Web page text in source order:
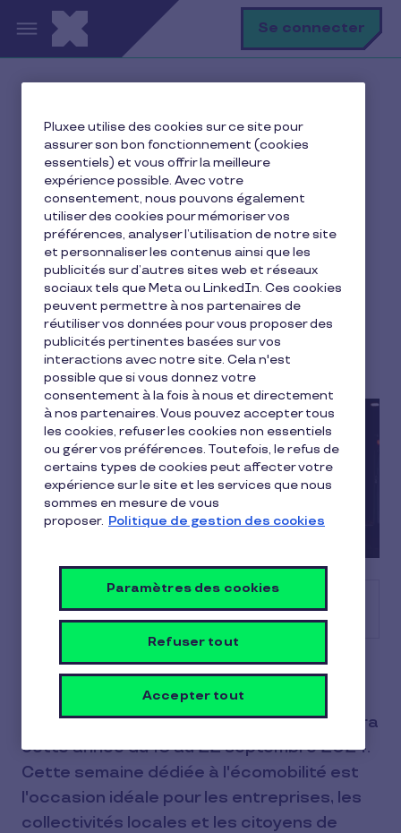
Aller au contenu principal Se connecter
Je me déplace
Semaine de la mobilité 2024 : guide pratique pour
participer et agir
Semaine de la mobilité
2024 : guide pratique
pour participer et agir
8 min de lecture 16 septembre 2024
Sommaire
La Semaine européenne de la mobilité, un
événement majeur pour promouvoir des
modes de transport durables, se déroulera
cette année du 16 au 22 septembre 2024.
Cette semaine dédiée à l'écomobilité est
l'occasion idéale pour les entreprises, les
collectivités locales et les citoyens de
Pluxee utilise des cookies sur ce site pour
assurer son bon fonctionnement (cookies
essentiels) et vous offrir la meilleure
expérience possible. Avec votre
consentement, nous pouvons également
utiliser des cookies pour mémoriser vos
préférences, analyser l’utilisation de notre site
et personnaliser les contenus ainsi que les
publicités sur d’autres sites web et réseaux
sociaux tels que Meta ou LinkedIn. Ces cookies
peuvent permettre à nos partenaires de
réutiliser vos données pour vous proposer des
publicités pertinentes basées sur vos
interactions avec notre site. Cela n'est
possible que si vous donnez votre
consentement à la fois à nous et directement
à nos partenaires. Vous pouvez accepter tous
les cookies, refuser les cookies non essentiels
ou gérer vos préférences. Toutefois, le refus de
certains types de cookies peut affecter votre
expérience sur le site et les services que nous
sommes en mesure de vous
proposer. Politique de gestion des cookies
Paramètres des cookies
Refuser tout
Accepter tout